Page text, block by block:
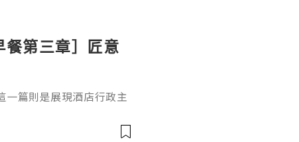
第三章］匠意
一篇則是展現酒店行政主
「溫泉卵」利用蛋白與蛋
慢煮 30-50 分鐘，鎖住